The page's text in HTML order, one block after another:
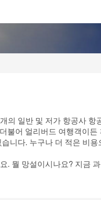
의 일반 및 저가 항공사 항
불어 얼리버드 여행객이든
니다. 누구나 더 적은 비용
. 뭘 망설이시나요? 지금